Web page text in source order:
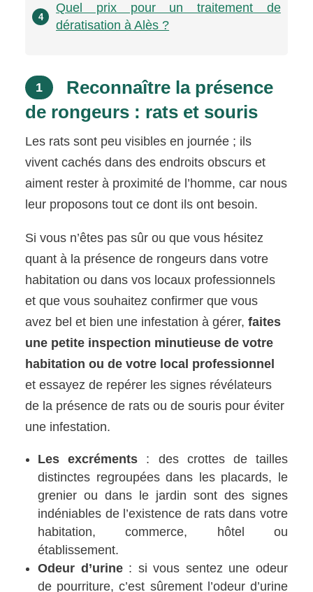
4
Quel prix pour un traitement de
dératisation à Alès ?
1
Reconnaître la présence
de rongeurs : rats et souris
Les rats sont peu visibles en journée ; ils
vivent cachés dans des endroits obscurs et
aiment rester à proximité de l’homme, car nous
leur proposons tout ce dont ils ont besoin.
Si vous n’êtes pas sûr ou que vous hésitez
quant à la présence de rongeurs dans votre
habitation ou dans vos locaux professionnels
et que vous souhaitez confirmer que vous
avez bel et bien une infestation à gérer,faites
une petite inspection minutieuse de votre
habitation ou de votre local professionnel
et essayez de repérer les signes révélateurs
de la présence de rats ou de souris pour éviter
une infestation.
Les excréments : des crottes de tailles
distinctes regroupées dans les placards, le
grenier ou dans le jardin sont des signes
indéniables de l’existence de rats dans votre
habitation, commerce, hôtel ou
établissement.
Odeur d’urine: si vous sentez une odeur
de pourriture, c’est sûrement l’odeur d’urine